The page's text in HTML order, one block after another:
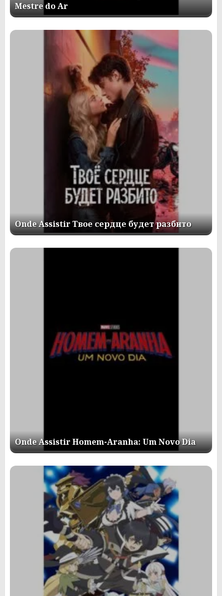
Mestre do Ar
Onde Assistir Твое сердце будет разбито
Onde Assistir Homem-Aranha: Um Novo Dia